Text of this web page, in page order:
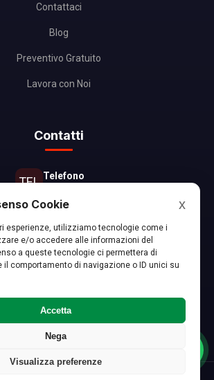
Contattaci
Blog
Preventivo Gratuito
Lavora con Noi
Contatti
TEL Telefono
@
info@ecozucchet.it
PIN Zona Operativa
Cookie x
esperienze, utilizziamo tecnologie come i
e/o accedere alle informazioni del
a queste tecnologie ci permettera di
il comportamento di navigazione o ID unici su
Accetta
Nega
Visualizza preferenze